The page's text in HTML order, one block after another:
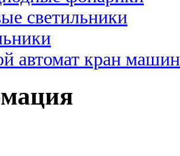
светильники
автомат кран